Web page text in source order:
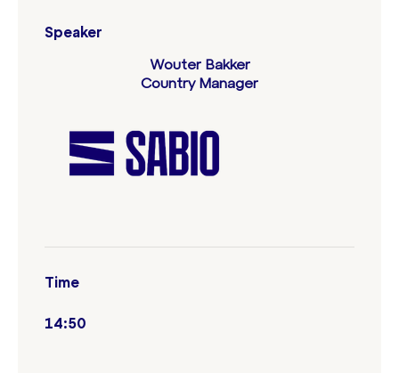
Speaker
Wouter Bakker
Country Manager
Time
14:50